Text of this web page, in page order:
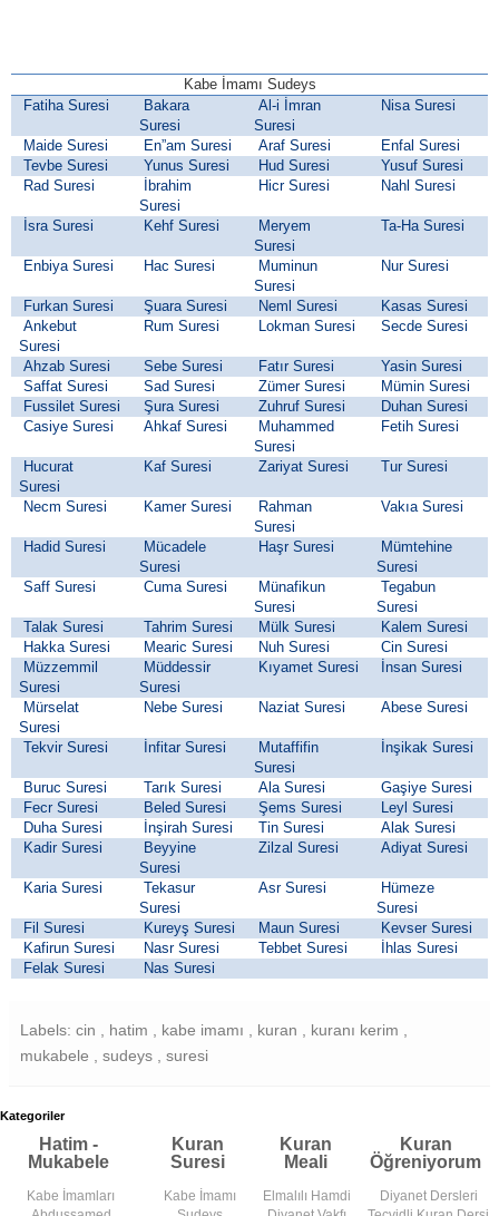
Kabe İmamı Sudeys
Fatiha Suresi
Bakara
Suresi
Al-i İmran
Suresi
Nisa Suresi
Maide Suresi En”am Suresi Araf Suresi
Enfal Suresi
Tevbe Suresi
Yunus Suresi Hud Suresi
Yusuf Suresi
Rad Suresi
İbrahim
Suresi
Hicr Suresi Nahl Suresi
İsra Suresi Kehf Suresi
Meryem
Suresi
Ta-Ha Suresi
Enbiya Suresi Hac Suresi
Muminun
Suresi
Nur Suresi
Furkan Suresi Şuara Suresi Neml Suresi
Kasas Suresi
Ankebut
Suresi
Rum Suresi Lokman Suresi Secde Suresi
Ahzab Suresi Sebe Suresi Fatır Suresi
Yasin Suresi
Saffat Suresi
Sad Suresi Zümer Suresi
Mümin Suresi
Fussilet Suresi
Şura Suresi Zuhruf Suresi
Duhan Suresi
Casiye Suresi
Ahkaf Suresi
Muhammed
Suresi
Fetih Suresi
Hucurat
Suresi
Kaf Suresi Zariyat Suresi Tur Suresi
Necm Suresi Kamer Suresi
Rahman
Suresi
Vakıa Suresi
Hadid Suresi
Mücadele
Suresi
Haşr Suresi
Mümtehine
Suresi
Saff Suresi
Cuma Suresi
Münafikun
Suresi
Tegabun
Suresi
Talak Suresi
Tahrim Suresi Mülk Suresi
Kalem Suresi
Hakka Suresi
Mearic Suresi Nuh Suresi
Cin Suresi
Müzzemmil
Suresi
Müddessir
Suresi
Kıyamet Suresi İnsan Suresi
Mürselat
Suresi
Nebe Suresi Naziat Suresi Abese Suresi
Tekvir Suresi İnfitar Suresi
Mutaffifin
Suresi
İnşikak Suresi
Buruc Suresi Tarık Suresi Ala Suresi
Gaşiye Suresi
Fecr Suresi
Beled Suresi Şems Suresi
Leyl Suresi
Duha Suresi
İnşirah Suresi Tin Suresi
Alak Suresi
Kadir Suresi
Beyyine
Suresi
Zilzal Suresi Adiyat Suresi
Karia Suresi
Tekasur
Suresi
Asr Suresi
Hümeze
Suresi
Fil Suresi
Kureyş Suresi Maun Suresi
Kevser Suresi
Kafirun Suresi
Nasr Suresi Tebbet Suresi
İhlas Suresi
Felak Suresi
Nas Suresi
Labels: cin , hatim , kabe imamı , kuran , kuranı kerim ,
mukabele , sudeys , suresi
Kategoriler
Hatim -
Mukabele
Kuran
Suresi
Kuran
Meali
Kuran
Öğreniyorum
Kabe İmamları
Kabe İmamı
Elmalılı Hamdi
Diyanet Dersleri